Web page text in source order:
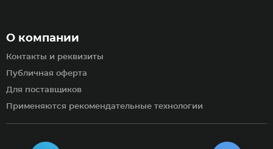
О компании
Контакты и реквизиты
Публичная оферта
Для поставщиков
Применяются рекомендательные технологии